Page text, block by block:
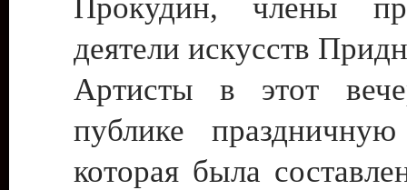
Прокудин, члены
деятели искусств
Артисты в этот
публике
которая была